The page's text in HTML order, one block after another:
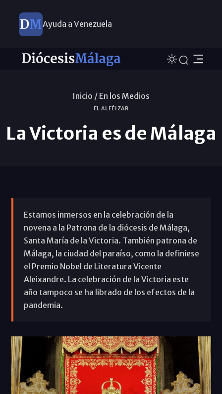
Ayuda a Venezuela
Inicio / En los Medios
EL ALFÉIZAR
La Victoria es de Málaga
Estamos inmersos en la celebración de la
novena a la Patrona de la diócesis de Málaga,
Santa María de la Victoria. También patrona de
Málaga, la ciudad del paraíso, como la definiese
el Premio Nobel de Literatura Vicente
Aleixandre. La celebración de la Victoria este
año tampoco se ha librado de los efectos de la
pandemia.